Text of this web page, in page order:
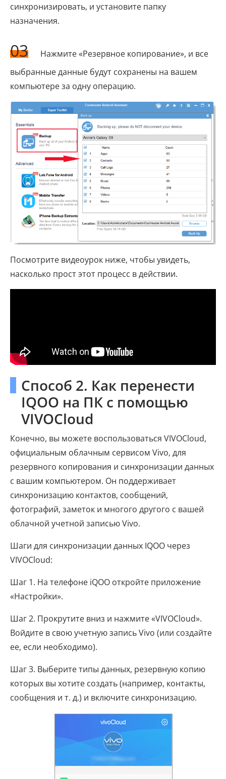
синхронизировать, и установите папку
назначения.
03
Нажмите «Резервное копирование», и все
выбранные данные будут сохранены на вашем
компьютере за одну операцию.
Посмотрите видеоурок ниже, чтобы увидеть,
насколько прост этот процесс в действии.
Способ 2. Как перенести
IQOO на ПК с помощью
VIVOCloud
Конечно, вы можете воспользоваться VIVOCloud,
официальным облачным сервисом Vivo, для
резервного копирования и синхронизации данных
с вашим компьютером. Он поддерживает
синхронизацию контактов, сообщений,
фотографий, заметок и многого другого с вашей
облачной учетной записью Vivo.
Шаги для синхронизации данных IQOO через
VIVOCloud:
Шаг 1. На телефоне iQOO откройте приложение
«Настройки».
Шаг 2. Прокрутите вниз и нажмите «VIVOCloud».
Войдите в свою учетную запись Vivo (или создайте
ее, если необходимо).
Шаг 3. Выберите типы данных, резервную копию
которых вы хотите создать (например, контакты,
сообщения и т. д.) и включите синхронизацию.